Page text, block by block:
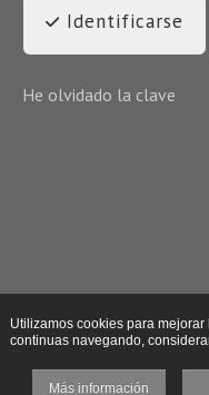
Identificarse
He olvidado la clave
Utilizamos cookies para
continuas navegando,
Más información